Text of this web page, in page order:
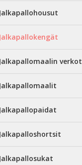
Jalkapallohousut
Jalkapallokengät
Jalkapallomaalin verkot
Jalkapallomaalit
Jalkapallopaidat
Jalkapalloshortsit
Jalkapallosukat